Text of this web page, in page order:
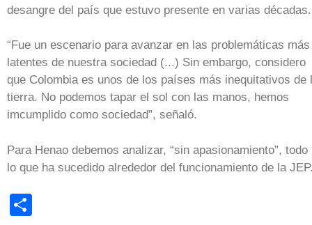
desangre del país que estuvo presente en varias
“Fue un escenario para avanzar en las problemáticas más
latentes de nuestra sociedad (...) Sin embargo, considero
que Colombia es unos de los países más inequitativos de
tierra. No podemos tapar el sol con las manos, hemos
imcumplido como sociedad”, señaló.
Para Henao debemos analizar, “sin apasionamiento”, todo
lo que ha sucedido alrededor del funcionamiento de la